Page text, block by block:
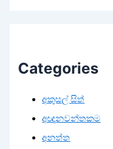
Categories
අකුසල් සිත්
අඥානවන්තකම
අනත්ත